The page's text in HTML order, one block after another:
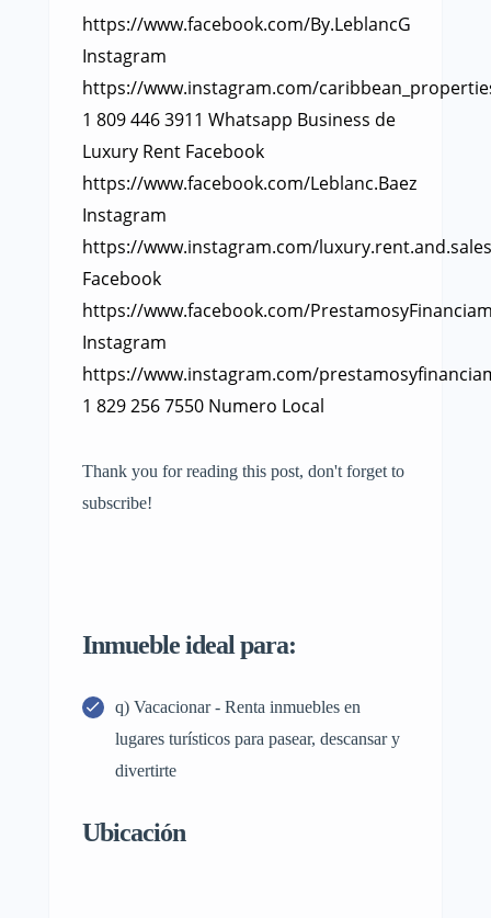
https://www.facebook.com/By.LeblancG
Instagram
https://www.instagram.com/
1 809 446 3911 Whatsapp Business de
Luxury Rent Facebook
https://www.facebook.com/Leblanc.Baez
Instagram
https://www.instagram.com/
Facebook
https://www.facebook.com/
Instagram
https://www.instagram.com/
1 829 256 7550 Numero Local
Thank you for reading this post, don't forget to
subscribe!
Inmueble ideal para:
q) Vacacionar - Renta inmuebles en
lugares turísticos para pasear, descansar y
divertirte
Ubicación